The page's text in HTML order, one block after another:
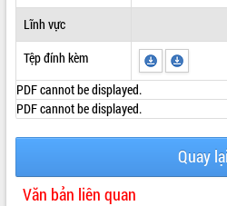
Lĩnh vực
Tệp đính kèm
PDF cannot be displayed.
PDF cannot be displayed.
Quay lại
Văn bản liên quan